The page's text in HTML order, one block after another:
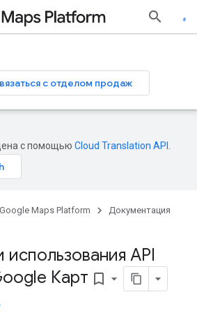
с отделом продаж
с помощью Cloud Translation API
Google Maps Platform
Документация
API
Карт bookmark_border